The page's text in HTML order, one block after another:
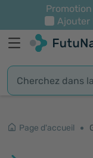
Ajouter
Page d'accueil